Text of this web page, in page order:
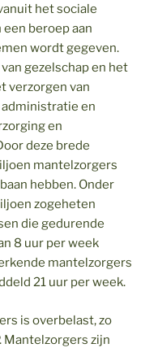
het sociale
beroep aan
wordt gegeven.
gezelschap en het
verzorgen van
en
en
deze brede
mantelzorgers
hebben. Onder
zogeheten
die gedurende
8 uur per week
mantelzorgers
21 uur per week.
is overbelast, zo
. Mantelzorgers zijn